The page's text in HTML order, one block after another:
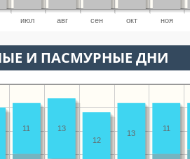
июл авг сен окт ноя
И ПАСМУРНЫЕ ДНИ
11
13
12
13
11